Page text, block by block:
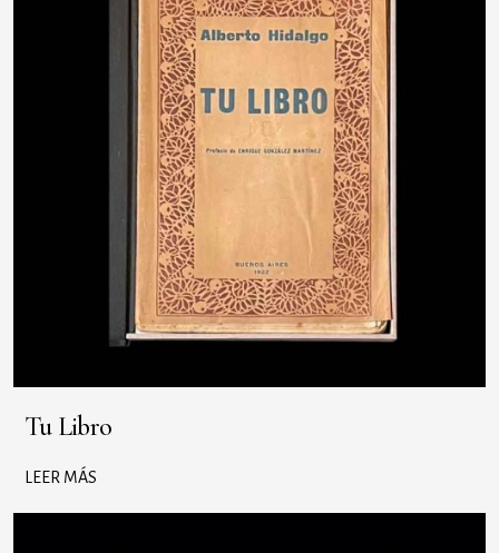
Tu Libro
LEER MÁS